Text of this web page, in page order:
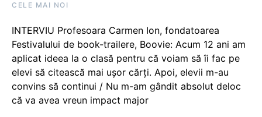
CELE MAI NOI
INTERVIU Profesoara Carmen Ion, fondatoarea
Festivalului de book-trailere, Boovie: Acum 12 ani am
aplicat ideea la o clasă pentru că voiam să îi fac pe
elevi să citească mai ușor cărți. Apoi, elevii m-au
convins să continui / Nu m-am gândit absolut deloc
că va avea vreun impact major